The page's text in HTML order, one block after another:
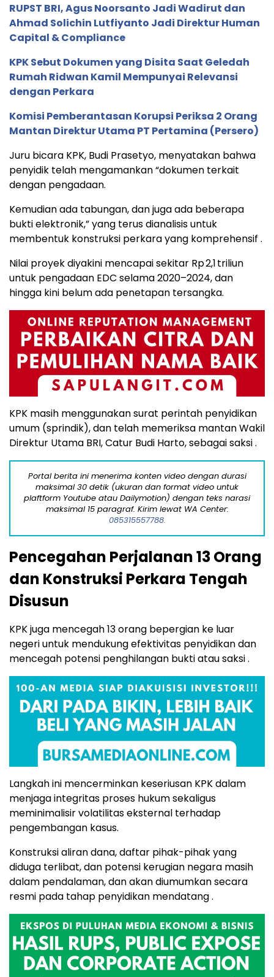
RUPST BRI, Agus Noorsanto Jadi Wadirut dan
Ahmad Solichin Lutfiyanto Jadi Direktur Human
Capital & Compliance
KPK Sebut Dokumen yang Disita Saat Geledah
Rumah Ridwan Kamil Mempunyai Relevansi
dengan Perkara
Komisi Pemberantasan Korupsi Periksa 2 Orang
Mantan Direktur Utama PT Pertamina (Persero)
Juru bicara KPK, Budi Prasetyo, menyatakan bahwa
penyidik telah mengamankan “dokumen terkait
dengan pengadaan.
Kemudian ada tabungan, dan juga ada beberapa
bukti elektronik,” yang terus dianalisis untuk
membentuk konstruksi perkara yang komprehensif .
Nilai proyek diyakini mencapai sekitar Rp 2,1 triliun
untuk pengadaan EDC selama 2020–2024, dan
hingga kini belum ada penetapan tersangka.
KPK masih menggunakan surat perintah penyidikan
umum (sprindik), dan telah memeriksa mantan Wakil
Direktur Utama BRI, Catur Budi Harto, sebagai saksi .
Portal berita ini menerima konten video dengan durasi
maksimal 30 detik (ukuran dan format video untuk
plaftform Youtube atau Dailymotion) dengan teks narasi
maksimal 15 paragraf. Kirim lewat WA Center:
085315557788.
Pencegahan Perjalanan 13 Orang
dan Konstruksi Perkara Tengah
Disusun
KPK juga mencegah 13 orang bepergian ke luar
negeri untuk mendukung efektivitas penyidikan dan
mencegah potensi penghilangan bukti atau saksi .
Langkah ini mencerminkan keseriusan KPK dalam
menjaga integritas proses hukum sekaligus
meminimalisir volatilitas eksternal terhadap
pengembangan kasus.
Konstruksi aliran dana, daftar pihak-pihak yang
diduga terlibat, dan potensi kerugian negara masih
dalam pendalaman, dan akan diumumkan secara
resmi pada tahap penyidikan mendatang .